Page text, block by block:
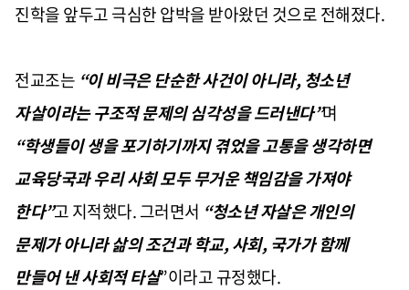
진학을 앞두고 극심한 압박을 받아왔던 것으로 전해졌다.
전교조는 “이 비극은 단순한 사건이 아니라, 청소년
자살이라는 구조적 문제의 심각성을 드러낸다”며
“학생들이 생을 포기하기까지 겪었을 고통을 생각하면
교육당국과 우리 사회 모두 무거운 책임감을 가져야
한다”고 지적했다. 그러면서 “청소년 자살은 개인의
문제가 아니라 삶의 조건과 학교, 사회, 국가가 함께
만들어 낸 사회적 타살”이라고 규정했다.